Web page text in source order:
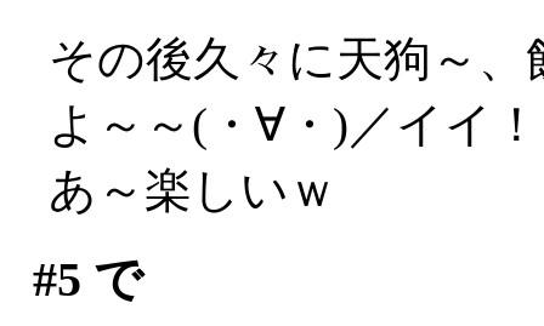
その後久々に天狗～
よ～～(・∀・)／イイ
あ～楽しいｗ
#5 で